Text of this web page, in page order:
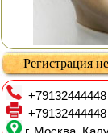
Регистрация
+79132444448
+79132444448